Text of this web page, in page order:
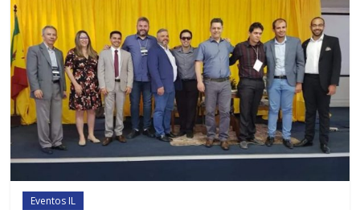
Eventos IL